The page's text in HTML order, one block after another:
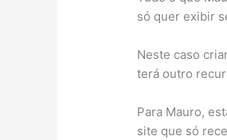
só quer exibir
Neste caso
terá outro
Para Mauro,
site que só